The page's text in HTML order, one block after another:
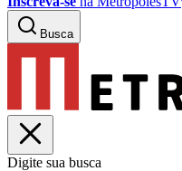
Busca
Digite sua busca